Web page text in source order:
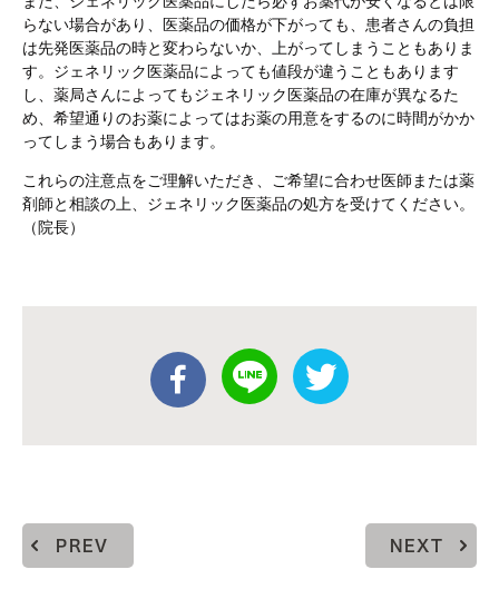
らない場合があり、医薬品の価格が下がっても、患者さんの負担
は先発医薬品の時と変わらないか、上がってしまうこともありま
す。ジェネリック医薬品によっても値段が違うこともあります
し、薬局さんによってもジェネリック医薬品の在庫が異なるた
め、希望通りのお薬によってはお薬の用意をするのに時間がかか
ってしまう場合もあります。
これらの注意点をご理解いただき、ご希望に合わせ医師または薬
剤師と相談の上、ジェネリック医薬品の処方を受けてください。
（院長）
PREV NEXT